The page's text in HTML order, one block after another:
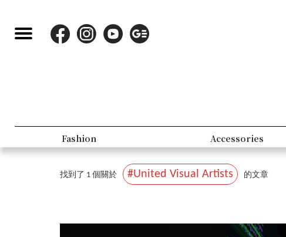
Fashion Accessories
找到了 1 個關於 #United Visual Artists 的文章